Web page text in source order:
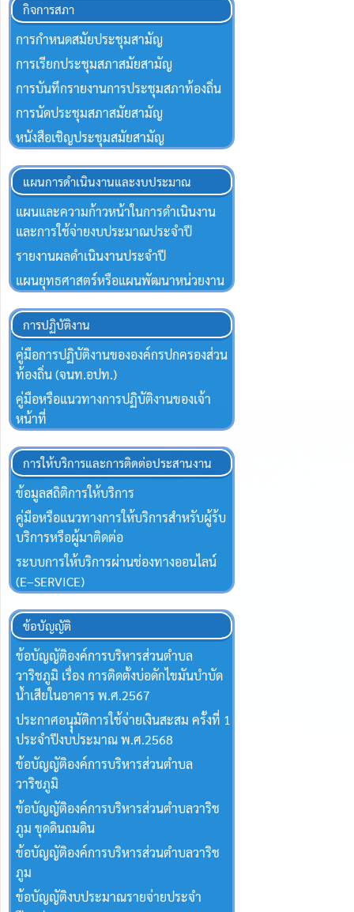
กิจการสภา
การกำหนดสมัยประชุมสามัญ
การเรียกประชุมสภาสมัยสามัญ
การบันทึกรายงานการประชุมสภาท้องถิ่น
การนัดประชุมสภาสมัยสามัญ
หนังสือเชิญประชุมสมัยสามัญ
แผนการดำเนินงานและงบประมาณ
แผนและความก้าวหน้าในการดำเนินงาน
และการใช้จ่ายงบประมาณประจำปี
รายงานผลดำเนินงานประจำปี
แผนยุทธศาสตร์หรือแผนพัฒนาหน่วยงาน
การปฏิบัติงาน
คู่มือการปฏิบัติงานขององค์กรปกครองส่วน
ท้องถิ่น (จนท.อปท.)
คู่มือหรือแนวทางการปฏิบัติงานของเจ้า
หน้าที่
การให้บริการและการติดต่อประสานงาน
ข้อมูลสถิติการให้บริการ
คู่มือหรือแนวทางการให้บริการสำหรับผู้ร้บ
บริการหรือผู้มาติดต่อ
ระบบการให้บริการผ่านช่องทางออนไลน์
(E–SERVICE)
ข้อบัญญัติ
ข้อบัญญัติองค์การบริหารส่วนตำบล
วาริชภูมิ เรื่อง การติดตั้งบ่อดักไขมันบำบัด
น้ำเสียในอาคาร พ.ศ.2567
ประกาศอนุุมัติการใช้จ่ายเงินสะสม ครั้งที่ 1
ประจำปีงบประมาณ พ.ศ.2568
ข้อบัญญัติองค์การบริหารส่วนตำบล
วาริชภูมิ
ข้อบัญญัติองค์การบริหารส่วนตำบลวาริช
ภูม ขุดดินถมดิน
ข้อบัญญัติองค์การบริหารส่วนตำบลวาริช
ภูม
ข้อบัญญัติงบประมาณรายจ่ายประจำ